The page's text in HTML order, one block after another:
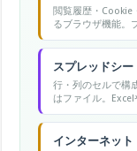
閲覧履歴・Cookie
るブラウザ機能。
スプレッドシー
行・列のセルで構
はファイル。
ラフ・データ分析
る。
インターネット